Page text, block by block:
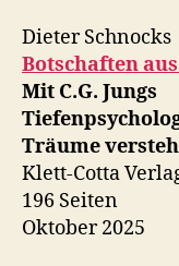
Dieter Schnocks
Botschaften
Mit C.G. Jungs
Träume
Klett-Cotta
196 Seiten
Oktober 2025